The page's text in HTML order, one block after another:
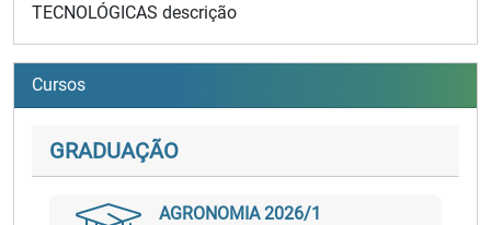
TECNOLÓGICAS descrição
Cursos
GRADUAÇÃO
AGRONOMIA 2026/1